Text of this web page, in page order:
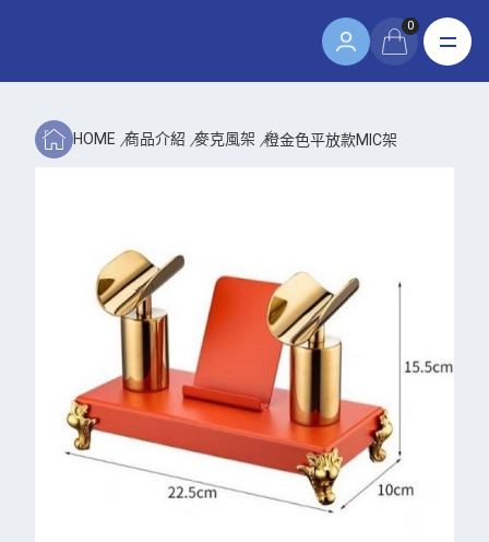
0
HOME 商品介紹 麥克風架 橙金色平放款MIC架